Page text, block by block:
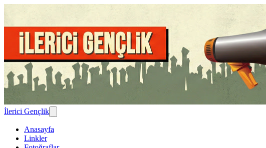
İlerici Gençlik
Anasayfa
Linkler